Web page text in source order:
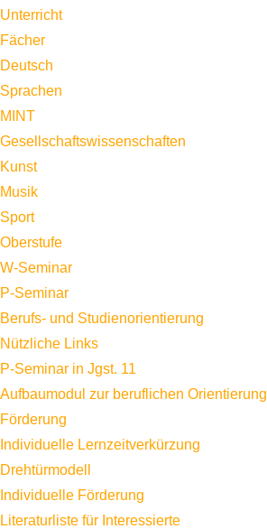
Unterricht
Fächer
Deutsch
Sprachen
MINT
Gesellschaftswissenschaften
Kunst
Musik
Sport
Oberstufe
W-Seminar
P-Seminar
Berufs- und Studienorientierung
Nützliche Links
P-Seminar in Jgst. 11
Aufbaumodul zur beruflichen Orientierung
Förderung
Individuelle Lernzeitverkürzung
Drehtürmodell
Individuelle Förderung
Literaturliste für Interessierte